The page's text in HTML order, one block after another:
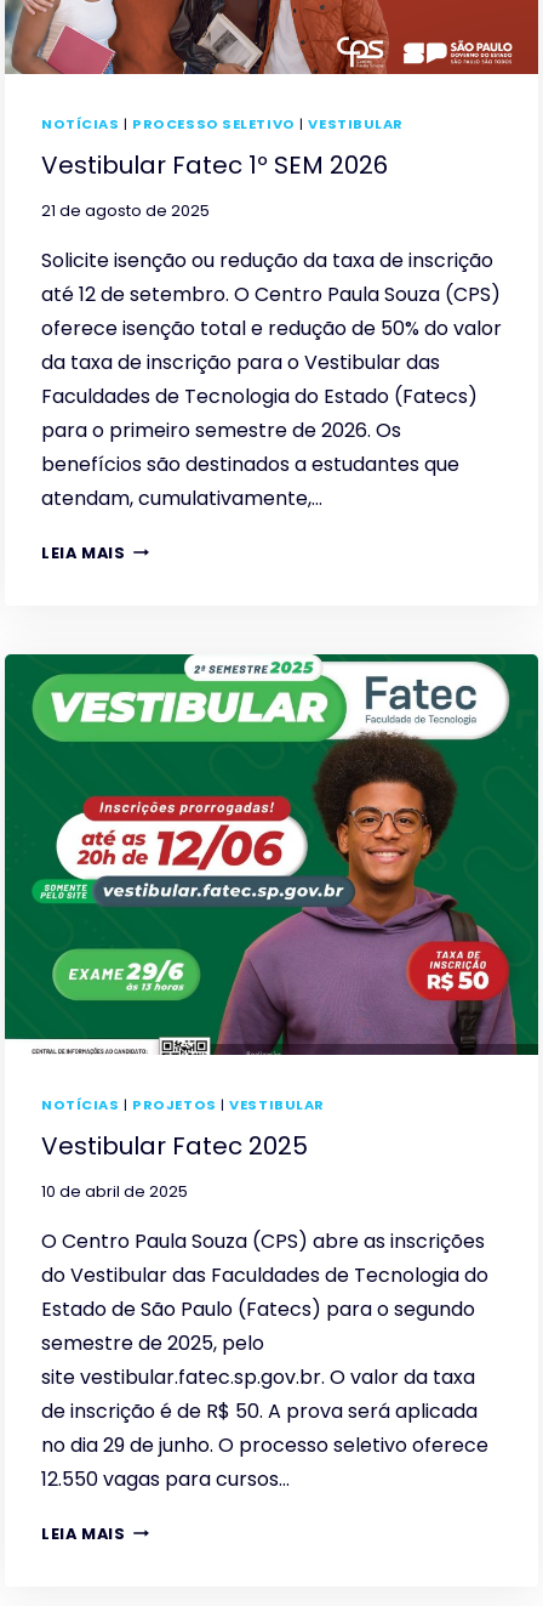
NOTÍCIAS | PROCESSO SELETIVO |VESTIBULAR
Vestibular Fatec 1º SEM 2026
21 de agosto de 2025
Solicite isenção ou redução da taxa de inscrição
até 12 de setembro. O Centro Paula Souza (CPS)
oferece isenção total e redução de 50% do valor
da taxa de inscrição para o Vestibular das
Faculdades de Tecnologia do Estado (Fatecs)
para o primeiro semestre de 2026. Os
benefícios são destinados a estudantes que
atendam, cumulativamente,…
LEIA MAIS VESTIBULAR
2026
NOTÍCIAS | PROJETOS |VESTIBULAR
Vestibular Fatec 2025
10 de abril de 2025
O Centro Paula Souza (CPS) abre as inscrições
do Vestibular das Faculdades de Tecnologia do
Estado de São Paulo (Fatecs) para o segundo
semestre de 2025, pelo
site vestibular.fatec.sp.gov.br. O valor da taxa
de inscrição é de R$ 50. A prova será aplicada
no dia 29 de junho. O processo seletivo oferece
12.550 vagas para cursos…
LEIA MAIS VESTIBULAR